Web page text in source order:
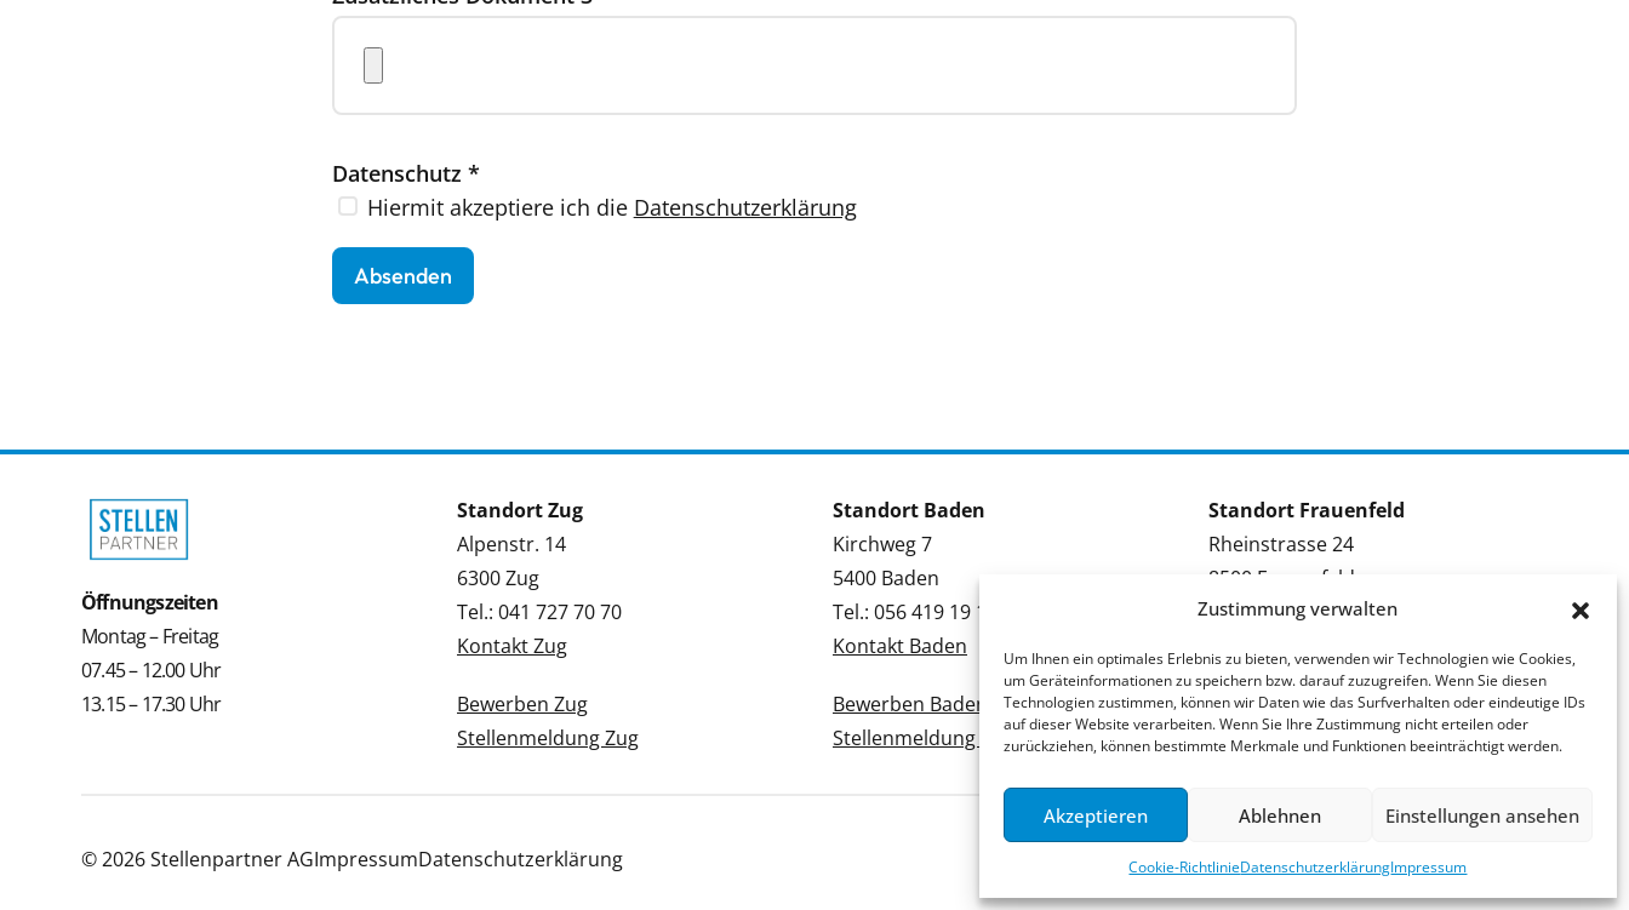
Zustimmung verwalten
Um Ihnen ein optimales Erlebnis zu bieten, verwenden wir Technologien wie Cookies,
um Geräteinformationen zu speichern bzw. darauf zuzugreifen. Wenn Sie diesen
Technologien zustimmen, können wir Daten wie das Surfverhalten oder eindeutige IDs
auf dieser Website verarbeiten. Wenn Sie Ihre Zustimmung nicht erteilen oder
zurückziehen, können bestimmte Merkmale und Funktionen beeinträchtigt werden.
Akzeptieren Ablehnen Einstellungen ansehen
Cookie-RichtlinieDatenschutzerklärungImpressum
Datenschutz *
Hiermit akzeptiere ich die Datenschutzerklärung
Öffnungszeiten
Montag – Freitag
07.45 – 12.00 Uhr
13.15 – 17.30 Uhr
Standort Zug
Alpenstr. 14
6300 Zug
Tel.: 041 727 70 70
Kontakt Zug
Bewerben Zug
Stellenmeldung Zug
Standort Baden
Kirchweg 7
5400 Baden
Tel.: 056 419 19 19
Kontakt Baden
Bewerben Baden
Stellenmeldung Baden
Standort Frauenfeld
Rheinstrasse 24
8500 Frauenfeld
Tel.: 052 224 09 09
Bewerben Frauenfeld
Stellenmeldung Frauenfeld
© 2026 Stellenpartner AGImpressumDatenschutzerklärung